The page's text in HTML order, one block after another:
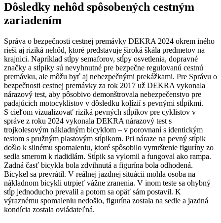
Dôsledky nehôd spôsobených cestným
zariadením
Správa o bezpečnosti cestnej premávky DEKRA 2024 okrem iného
rieši aj riziká nehôd, ktoré predstavuje široká škála predmetov na
krajnici. Napríklad stĺpy semaforov, stĺpy osvetlenia, dopravné
značky a stĺpiky sú nevyhnutné pre bezpečne regulovanú cestnú
premávku, ale môžu byť aj nebezpečnými prekážkami. Pre Správu o
bezpečnosti cestnej premávky za rok 2017 už DEKRA vykonala
nárazový test, aby pôsobivo demonštrovala nebezpečenstvo pre
padajúcich motocyklistov v dôsledku kolízií s pevnými stĺpikmi.
S cieľom vizualizovať riziká pevných stĺpikov pre cyklistov v
správe z roku 2024 vykonala DEKRA nárazový test s
trojkolesovým nákladným bicyklom – v porovnaní s identickým
testom s pružným plastovým stĺpikom. Pri náraze na pevný stĺpik
došlo k silnému spomaleniu, ktoré spôsobilo vymrštenie figuríny zo
sedla smerom k riadidlám. Stĺpik sa vylomil a fungoval ako rampa.
Zadná časť bicykla bola zdvihnutá a figurína bola odhodená.
Bicykel sa prevrátil. V reálnej jazdnej situácii mohla osoba na
nákladnom bicykli utrpieť vážne zranenia. V inom teste sa ohybný
stĺp jednoducho prevalil a potom sa opäť sám postavil. K
výraznému spomaleniu nedošlo, figurína zostala na sedle a jazdná
kondícia zostala ovládateľná.